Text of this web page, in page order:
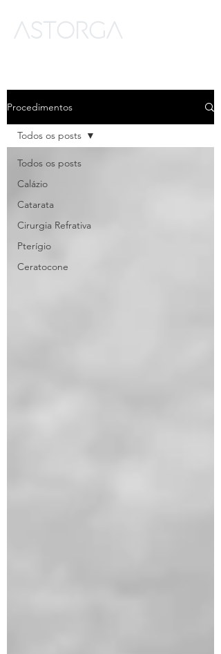
ASTORGA
Procedimentos
Todos os posts
Calázio
Catarata
Cirurgia Refrativa
Pterígio
Ceratocone
Todos os posts